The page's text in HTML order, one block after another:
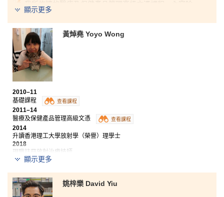
了涉及多個不同範疇之外，亦十分實用。透過不同的學
習形式，我們能夠靈活運用平日在課堂所學的知識。此
外，設有戶外活動，如參觀實驗室、藥廠及暑期實習計
劃等，均加深我對醫療範疇的認識，擴闊眼界。最後，
我衷心感謝每位講師的悉心教導、啟發與鼓勵。
顯示更多
黃焯堯 Yoyo Wong
2010–11
基礎課程
查看課程
2011–14
醫療及保健產品管理高級文憑
查看課程
2014
升讀香港理工大學放射學（榮譽）理學士
2018
現職註冊放射治療技師
香港理工大學放射學（榮譽）理學士
顯示更多
姚梓樂 David Yiu